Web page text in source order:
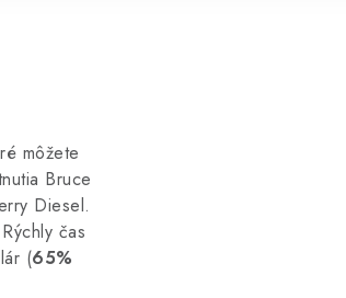
môžete
Bruce
Diesel.
čas
(65%